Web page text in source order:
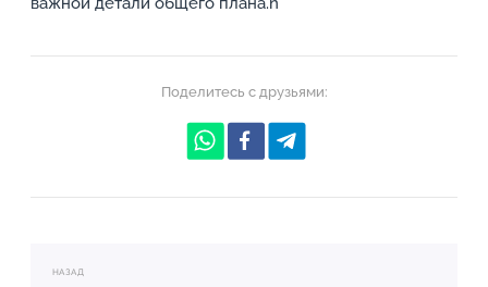
Поделитесь с друзьями:
НАЗАД